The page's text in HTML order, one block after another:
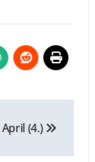
April (4.)